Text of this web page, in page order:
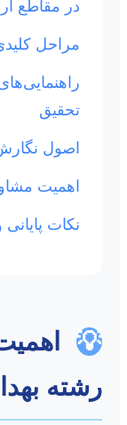
در مقاطع
مراحل
تحقیق
اصول
اهمیت
نکات
💡
رشته